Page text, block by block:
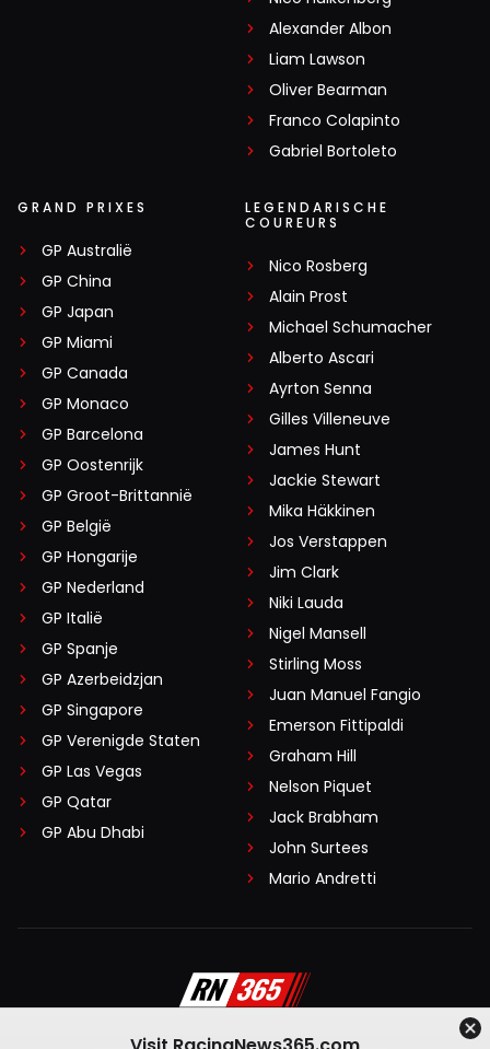
Alexander Albon
Liam Lawson
Oliver Bearman
Franco Colapinto
Gabriel Bortoleto
GRAND PRIXES
GP Australië
GP China
GP Japan
GP Miami
GP Canada
GP Monaco
GP Barcelona
GP Oostenrijk
GP Groot-Brittannië
GP België
GP Hongarije
GP Nederland
GP Italië
GP Spanje
GP Azerbeidzjan
GP Singapore
GP Verenigde Staten
GP Las Vegas
GP Qatar
GP Abu Dhabi
LEGENDARISCHE
COUREURS
Nico Rosberg
Alain Prost
Michael Schumacher
Alberto Ascari
Ayrton Senna
Gilles Villeneuve
James Hunt
Jackie Stewart
Mika Häkkinen
Jos Verstappen
Jim Clark
Niki Lauda
Nigel Mansell
Stirling Moss
Juan Manuel Fangio
Emerson Fittipaldi
Graham Hill
Nelson Piquet
Jack Brabham
John Surtees
Mario Andretti